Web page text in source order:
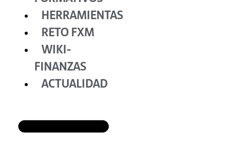
HERRAMIENTAS
RETO FXM
WIKI-
FINANZAS
ACTUALIDAD